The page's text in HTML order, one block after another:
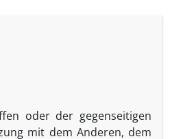
oder der gegenseitigen
mit dem Anderen, dem